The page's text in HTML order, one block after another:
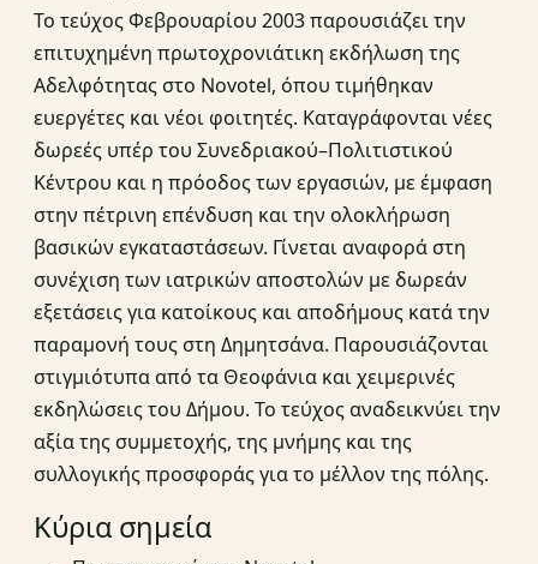
Το τεύχος Φεβρουαρίου 2003 παρουσιάζει την
επιτυχημένη πρωτοχρονιάτικη εκδήλωση της
Αδελφότητας στο Novotel, όπου τιμήθηκαν
ευεργέτες και νέοι φοιτητές. Καταγράφονται νέες
δωρεές υπέρ του Συνεδριακού–Πολιτιστικού
Κέντρου και η πρόοδος των εργασιών, με έμφαση
στην πέτρινη επένδυση και την ολοκλήρωση
βασικών εγκαταστάσεων. Γίνεται αναφορά στη
συνέχιση των ιατρικών αποστολών με δωρεάν
εξετάσεις για κατοίκους και αποδήμους κατά την
παραμονή τους στη Δημητσάνα. Παρουσιάζονται
στιγμιότυπα από τα Θεοφάνια και χειμερινές
εκδηλώσεις του Δήμου. Το τεύχος αναδεικνύει την
αξία της συμμετοχής, της μνήμης και της
συλλογικής προσφοράς για το μέλλον της πόλης.
Κύρια σημεία